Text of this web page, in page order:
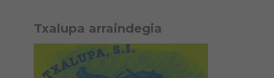
Txalupa arraindegia